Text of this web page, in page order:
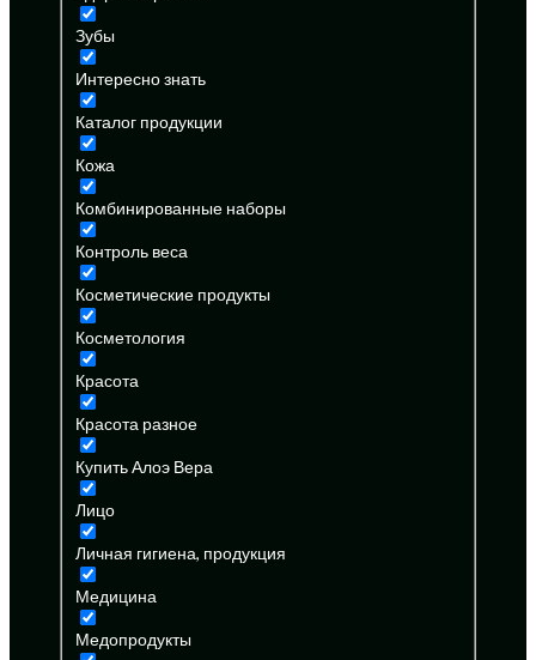
Зубы
Интересно знать
Каталог продукции
Кожа
Комбинированные наборы
Контроль веса
Косметические продукты
Косметология
Красота
Красота разное
Купить Алоэ Вера
Лицо
Личная гигиена, продукция
Медицина
Медопродукты